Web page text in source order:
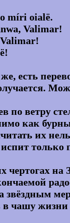
míri oialë.
Valimar!
есть
по ветру
как
их
только
чертогах на
звёздным
в чашу жизни